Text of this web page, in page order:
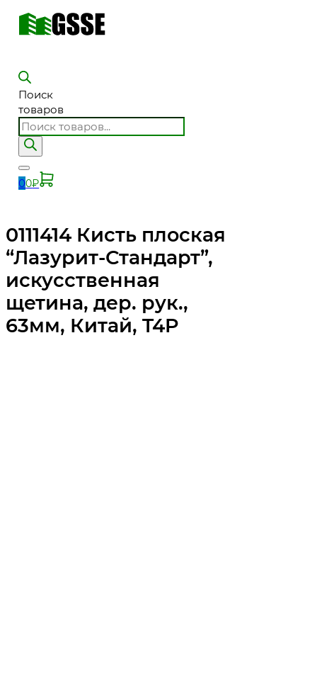
Поиск
товаров
00₽
0111414 Кисть плоская
“Лазурит-Стандарт”,
искусственная
щетина, дер. рук.,
63мм, Китай, T4P